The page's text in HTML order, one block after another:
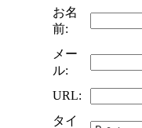
お名
前:
メー
ル:
URL:
タイ